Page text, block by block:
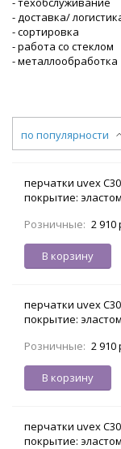
- доставка/
- сортировка
- работа со стеклом
- металлообработка
по популярности
перчатки uvex
покрытие:
Розничные: 2 910
В корзину
перчатки uvex
покрытие:
Розничные: 2 910
В корзину
перчатки uvex
покрытие: